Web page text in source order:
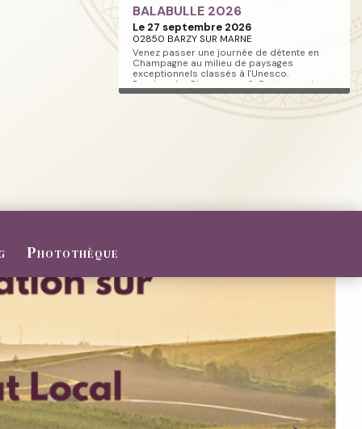
BALABULLE 2026
Le 27 septembre 2026
02850 BARZY SUR MARNE
Venez passer une journée de détente en
Champagne au milieu de paysages
exceptionnels classés à l'Unesco.
Randonnée, Champagne & Gastronomie au
RDV.
Photothèque